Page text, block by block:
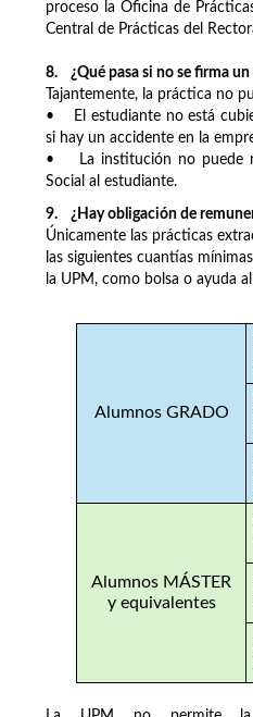
proceso la Oficina de
Central de Prácticas del
8. ¿Qué pasa si no se firma un
Tajantemente, la práctica no
• El estudiante no está
si hay un accidente en la
• La institución no puede
Social al estudiante.
9. ¿Hay obligación de
Únicamente las prácticas
las siguientes cuantías
la UPM, como bolsa o ayuda
Alumnos GRADO
Alumnos MÁSTER
y equivalentes